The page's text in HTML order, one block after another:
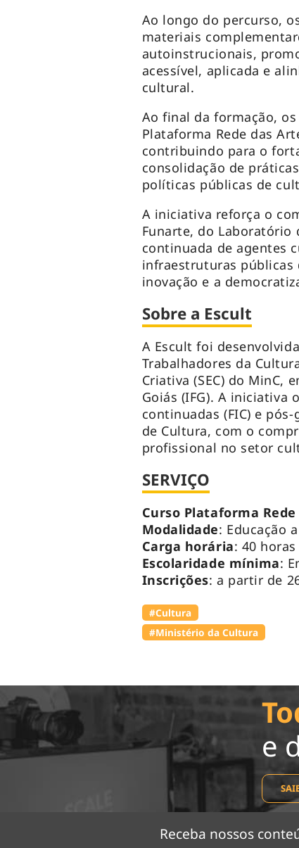
Ao longo do percurso,
materiais
autoinstrucionais,
acessível, aplicada e
cultural.
Ao final da formação,
Plataforma Rede das
contribuindo para o
consolidação de
políticas públicas de
A iniciativa reforça o
Funarte, do Laboratório
continuada de agentes
infraestruturas públicas
inovação e a
Sobre a Escult
A Escult foi
Trabalhadores da
Criativa (SEC) do MinC,
Goiás (IFG). A iniciativa
continuadas (FIC) e
de Cultura, com o
profissional no setor
SERVIÇO
Curso Plataforma
Modalidade: Educação
Carga horária: 40 horas
Escolaridade mínima:
Inscrições: a partir de
#Cultura
#Ministério da Cultura
e
Receba nossos